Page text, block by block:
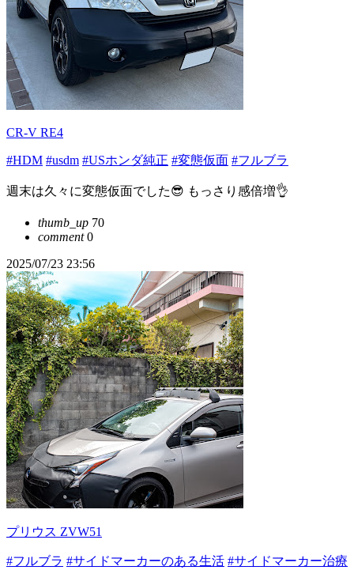
CR-V RE4
#HDM #usdm #USホンダ純正 #変態仮面 #フルブラ
週末は久々に変態仮面でした😎 もっさり感倍増👌
thumb_up 70
comment0
2025/07/23 23:56
プリウス ZVW51
#フルブラ #サイドマーカーのある生活 #サイドマーカー治療